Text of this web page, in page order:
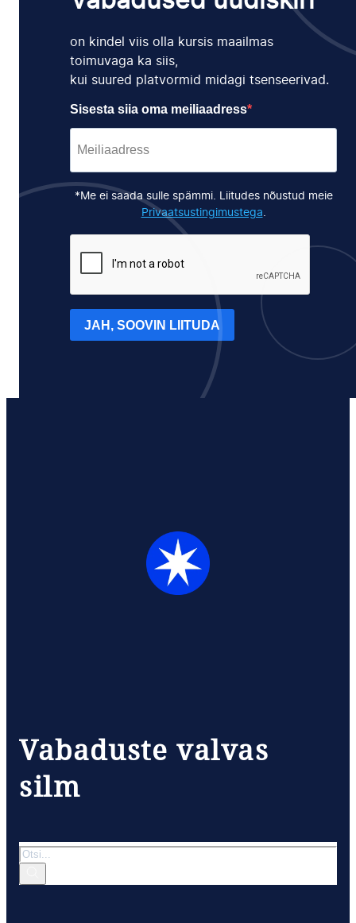
on kindel viis olla kursis maailmas
toimuvaga ka siis,
kui suured platvormid midagi tsenseerivad.
Sisesta siia oma meiliaadress
*Me ei saada sulle spämmi. Liitudes nõustud meie
Privaatsustingimustega.
JAH, SOOVIN LIITUDA
Vabaduste valvas
silm
Otsi